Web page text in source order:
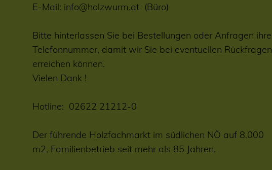
E-Mail: info@holzwurm.at (Büro)
Bitte hinterlassen Sie bei Bestellungen oder Anfragen ihre
Telefonnummer, damit wir Sie bei eventuellen Rückfragen
erreichen können.
Vielen Dank !
Hotline: 02622 21212-0
Der führende Holzfachmarkt im südlichen NÖ auf 8.000
m2, Familienbetrieb seit mehr als 85 Jahren.